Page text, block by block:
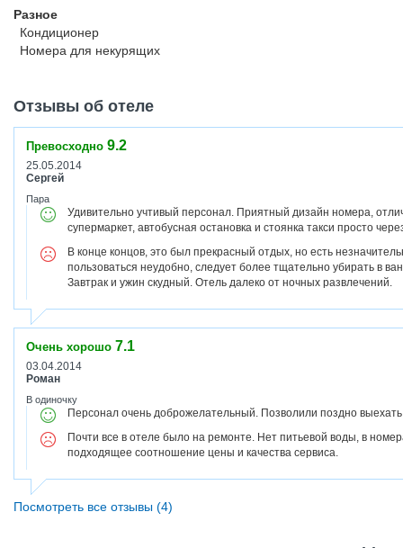
Разное
Кондиционер
Номера для некурящих
Отзывы об отеле
Превосходно 9.2
25.05.2014
Сергей
Пара
Удивительно учтивый персонал. Приятный дизайн номера,
супермаркет, автобусная остановка и стоянка такси просто
В конце концов, это был прекрасный отдых, но есть
пользоваться неудобно, следует более тщательно убирать в
Завтрак и ужин скудный. Отель далеко от ночных развлечений.
Очень хорошо 7.1
03.04.2014
Роман
В одиночку
Персонал очень доброжелательный. Позволили поздно
Почти все в отеле было на ремонте. Нет питьевой воды, в
подходящее соотношение цены и качества сервиса.
Посмотреть все отзывы (4)